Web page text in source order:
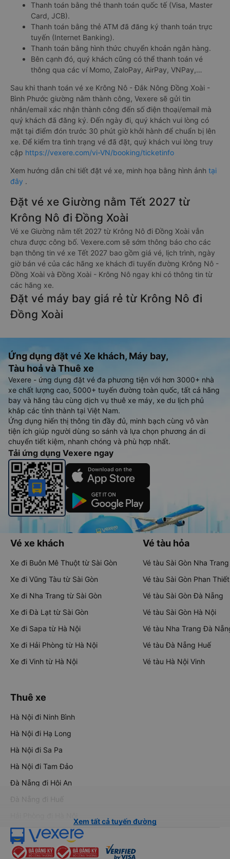
Thanh toán bằng thẻ thanh toán quốc tế (Visa, Master
Card, JCB).
Thanh toán bằng thẻ ATM đã đăng ký thanh toán trực
tuyến (Internet Banking).
Thanh toán bằng hình thức chuyển khoản ngân hàng.
Bên cạnh đó, quý khách cũng có thể thanh toán vé
thông qua các ví Momo, ZaloPay, AirPay, VNPay,…
Sau khi thanh toán vé xe Krông Nô - Đắk Nông Đồng Xoài -
Bình Phước giường nằm thành công, Vexere sẽ gửi tin
nhắn/email xác nhận thành công đến số điện thoại/email mà
quý khách đã đăng ký. Đến ngày đi, quý khách vui lòng có
mặt tại điểm đón trước 30 phút giờ khởi hành để chuẩn bị lên
xe. Để kiểm tra tình trạng vé đã đặt, quý khách vui lòng truy
cập https://vexere.com/vi-VN/booking/ticketinfo
Xem hướng dẫn chi tiết đặt vé xe, minh họa bằng hình ảnh tại
đây .
Đặt vé xe Giường nằm Tết 2027 từ
Krông Nô đi Đồng Xoài
Vé xe Giường nằm tết 2027 từ Krông Nô đi Đồng Xoài vẫn
chưa được công bố. Vexere.com sẽ sớm thông báo cho các
bạn thông tin vé xe Tết 2027 bao gồm giá vé, lịch trình, ngày
giờ bán vé của các hãng xe khách đi tuyến đường Krông Nô -
Đồng Xoài và Đồng Xoài - Krông Nô ngay khi có thông tin từ
các hãng xe.
Đặt vé máy bay giá rẻ từ Krông Nô đi
Đồng Xoài
Ứng dụng đặt vé Xe khách, Máy bay,
Tàu hoả và Thuê xe
Vexere - ứng dụng đặt vé đa phương tiện với hơn 3000+ nhà
xe chất lượng cao, 5000+ tuyến đường toàn quốc, tất cả hãng
bay và hãng tàu cùng dịch vụ thuê xe máy, xe du lịch phủ
khắp các tỉnh thành tại Việt Nam.
Ứng dụng hiển thị thông tin đầy đủ, minh bạch cùng vô vàn
tiện ích giúp người dùng so sánh và lựa chọn phương án di
chuyển tiết kiệm, nhanh chóng và phù hợp nhất.
Tải ứng dụng Vexere ngay
Vé xe khách
Xe đi Buôn Mê Thuột từ Sài Gòn
Xe đi Vũng Tàu từ Sài Gòn
Xe đi Nha Trang từ Sài Gòn
Xe đi Đà Lạt từ Sài Gòn
Xe đi Sapa từ Hà Nội
Xe đi Hải Phòng từ Hà Nội
Xe đi Vinh từ Hà Nội
Vé tàu hỏa
Vé tàu Sài Gòn Nha Trang
Vé tàu Sài Gòn Phan Thiết
Vé tàu Sài Gòn Đà Nẵng
Vé tàu Sài Gòn Hà Nội
Vé tàu Nha Trang Đà
Vé tàu Đà Nẵng Huế
Vé tàu Hà Nội Vinh
Thuê xe
Hà Nội đi Ninh Bình
Hà Nội đi Hạ Long
Hà Nội đi Sa Pa
Hà Nội đi Tam Đảo
Đà Nẵng đi Hội An
Đà Nẵng đi Huế
Xem tất cả tuyến đường